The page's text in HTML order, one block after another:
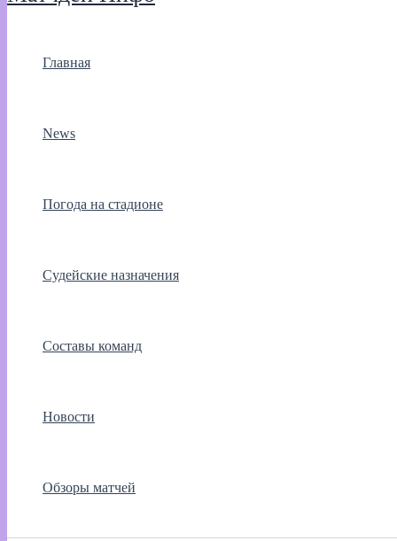
Главная
News
Погода на стадионе
Судейские назначения
Составы команд
Новости
Обзоры матчей